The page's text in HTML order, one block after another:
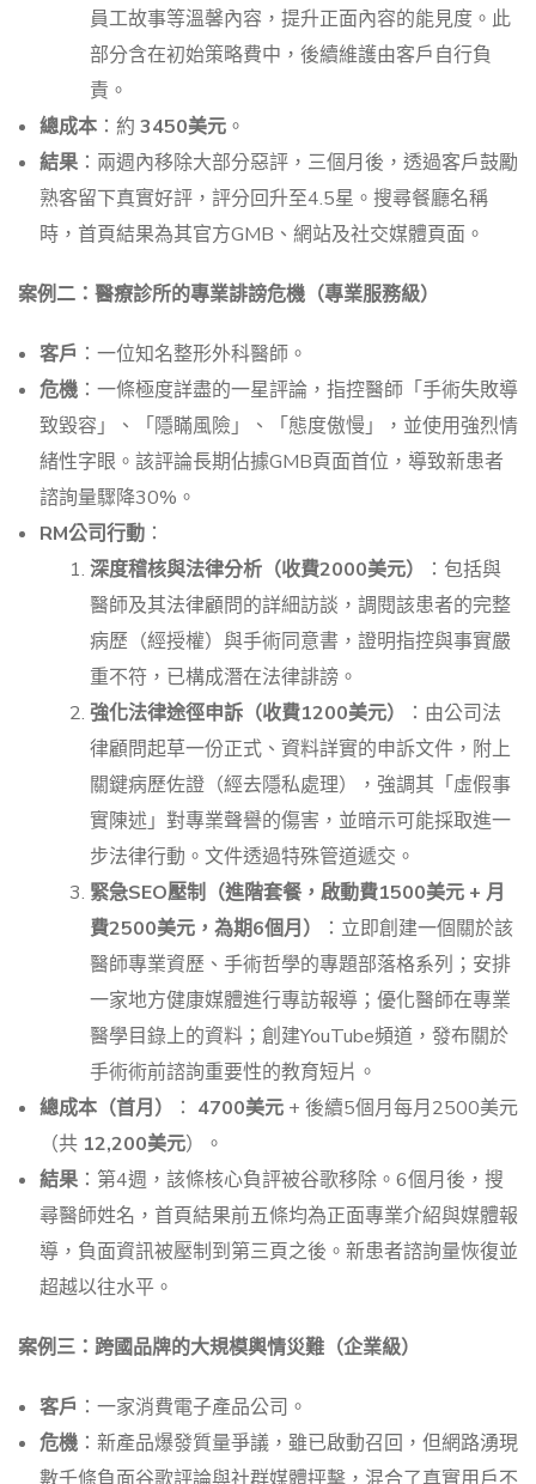
員工故事等溫馨內容，提升正面內容的能見度。此
部分含在初始策略費中，後續維護由客戶自行負
責。
總成本 ：約 3450美元 。
結果 ：兩週內移除大部分惡評，三個月後，透過客戶鼓勵
熟客留下真實好評，評分回升至4.5星。搜尋餐廳名稱
時，首頁結果為其官方GMB、網站及社交媒體頁面。
案例二：醫療診所的專業誹謗危機（專業服務級）
客戶 ：一位知名整形外科醫師。
危機 ：一條極度詳盡的一星評論，指控醫師「手術失敗導
致毀容」、「隱瞞風險」、「態度傲慢」，並使用強烈情
緒性字眼。該評論長期佔據GMB頁面首位，導致新患者
諮詢量驟降30%。
RM公司行動 ：
深度稽核與法律分析（收費2000美元）
：包括與
醫師及其法律顧問的詳細訪談，調閱該患者的完整
病歷（經授權）與手術同意書，證明指控與事實嚴
重不符，已構成潛在法律誹謗。
強化法律途徑申訴（收費1200美元）
：由公司法
律顧問起草一份正式、資料詳實的申訴文件，附上
關鍵病歷佐證（經去隱私處理），強調其「虛假事
實陳述」對專業聲譽的傷害，並暗示可能採取進一
步法律行動。文件透過特殊管道遞交。
緊急SEO壓制（進階套餐，啟動費1500美元 + 月
費2500美元，為期6個月）
：立即創建一個關於該
醫師專業資歷、手術哲學的專題部落格系列；安排
一家地方健康媒體進行專訪報導；優化醫師在專業
醫學目錄上的資料；創建YouTube頻道，發布關於
手術術前諮詢重要性的教育短片。
總成本（首月）
： 4700美元 + 後續5個月每月2500美元
（共 12,200美元）。
結果 ：第4週，該條核心負評被谷歌移除。6個月後，搜
尋醫師姓名，首頁結果前五條均為正面專業介紹與媒體報
導，負面資訊被壓制到第三頁之後。新患者諮詢量恢復並
超越以往水平。
案例三：跨國品牌的大規模輿情災難（企業級）
客戶 ：一家消費電子產品公司。
危機 ：新產品爆發質量爭議，雖已啟動召回，但網路湧現